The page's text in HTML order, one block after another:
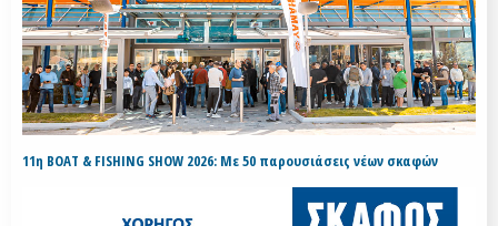
11η BOAT & FISHING SHOW 2026: Με 50 παρουσιάσεις νέων σκαφών